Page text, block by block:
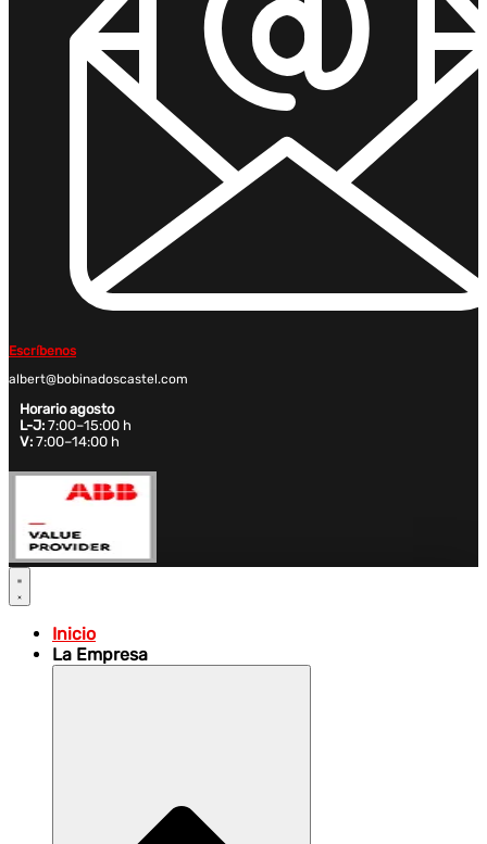
Escríbenos
albert@bobinadoscastel.com
Horario agosto
L-J: 7:00–15:00 h
V: 7:00–14:00 h
Inicio
La Empresa